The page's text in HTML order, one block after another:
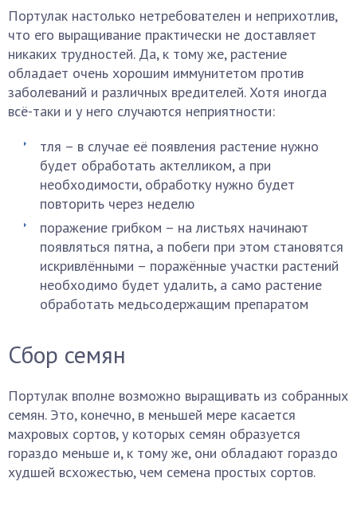
Портулак настолько нетребователен и неприхотлив,
что его выращивание практически не доставляет
никаких трудностей. Да, к тому же, растение
обладает очень хорошим иммунитетом против
заболеваний и различных вредителей. Хотя иногда
всё-таки и у него случаются неприятности:
тля – в случае её появления растение нужно
будет обработать актелликом, а при
необходимости, обработку нужно будет
повторить через неделю
поражение грибком – на листьях начинают
появляться пятна, а побеги при этом становятся
искривлёнными – поражённые участки растений
необходимо будет удалить, а само растение
обработать медьсодержащим препаратом
Сбор семян
Портулак вполне возможно выращивать из собранных
семян. Это, конечно, в меньшей мере касается
махровых сортов, у которых семян образуется
гораздо меньше и, к тому же, они обладают гораздо
худшей всхожестью, чем семена простых сортов.